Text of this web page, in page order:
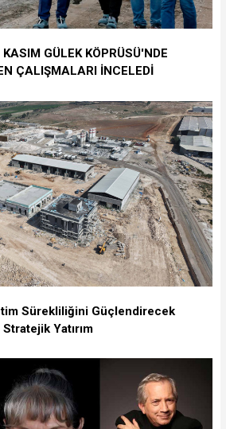
GÜLEK KÖPRÜSÜ'NDE
ÇALIŞMALARI İNCELEDİ
Sürekliliğini Güçlendirecek
Stratejik Yatırım